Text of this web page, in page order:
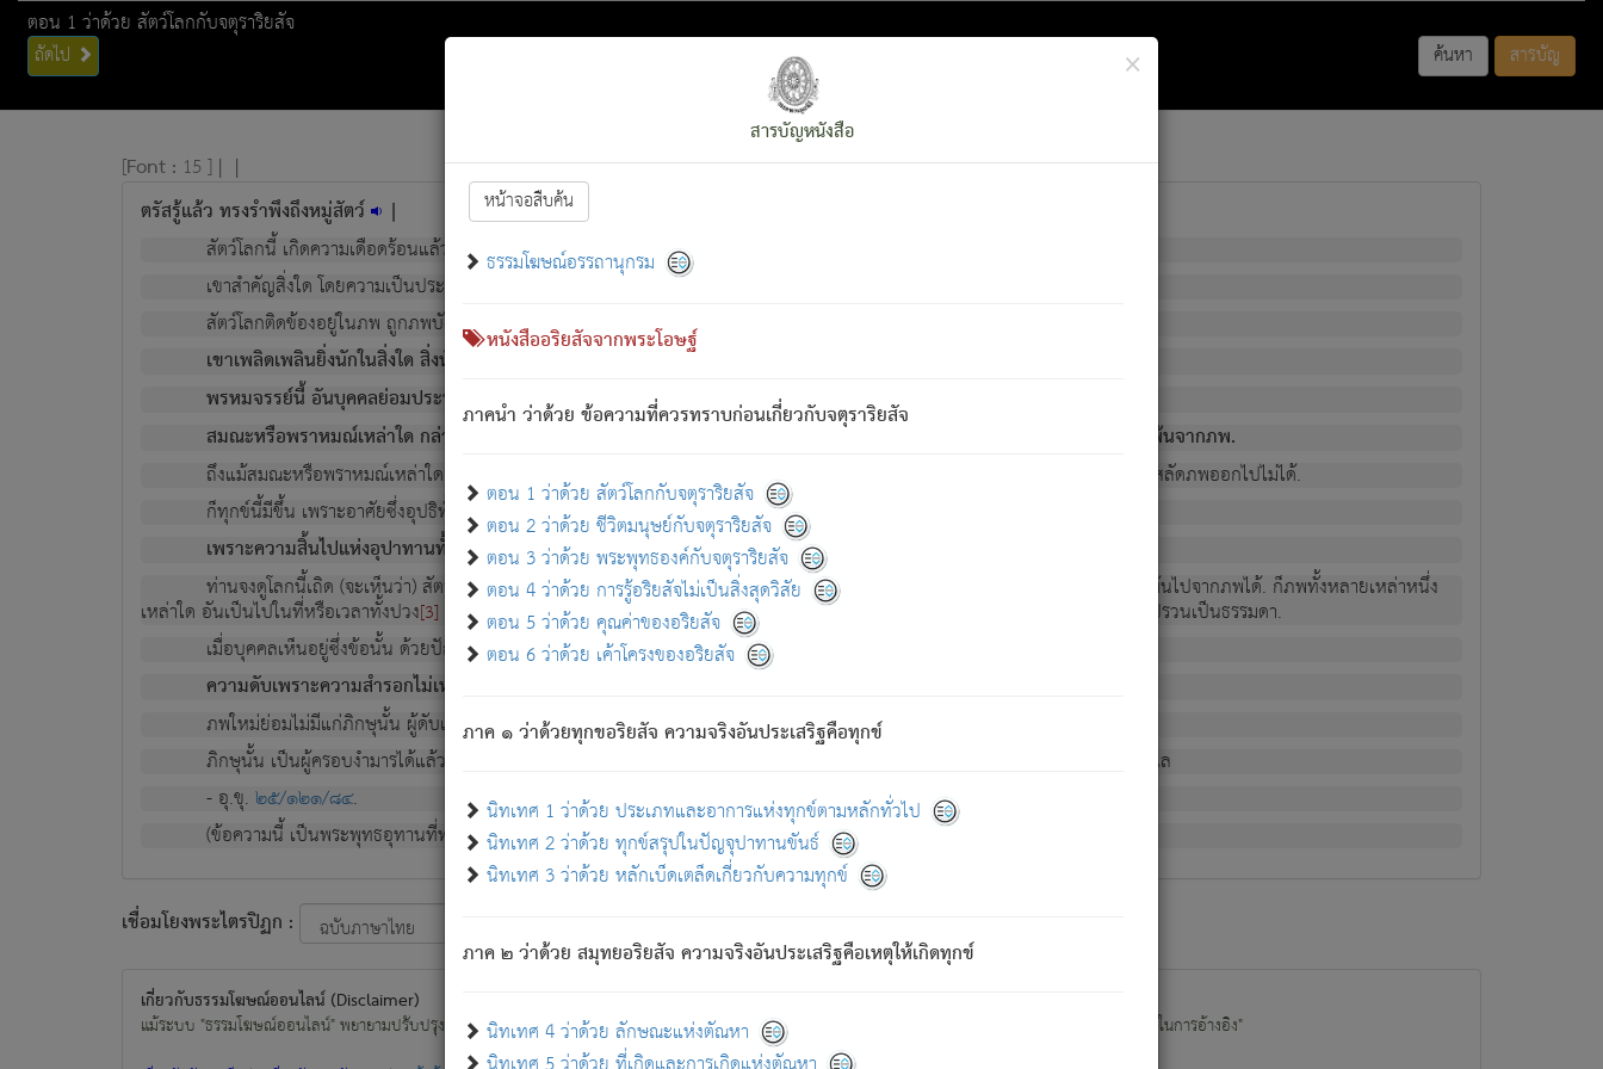
ตอน 1 ว่าด้วย สัตว์โลกกับจตุราริยสัจ
ถัดไป ค้นหา สารบัญ
×
สารบัญหนังสือ
หน้าจอสืบค้น
ธรรมโฆษณ์อรรถานุกรม
หนังสืออริยสัจจากพระโอษฐ์
ภาคนำ ว่าด้วย ข้อความที่ควรทราบก่อนเกี่ยวกับจตุราริยสัจ
ตอน 1 ว่าด้วย สัตว์โลกกับจตุราริยสัจ
ตอน 2 ว่าด้วย ชีวิตมนุษย์กับจตุราริยสัจ
ตอน 3 ว่าด้วย พระพุทธองค์กับจตุราริยสัจ
ตอน 4 ว่าด้วย การรู้อริยสัจไม่เป็นสิ่งสุดวิสัย
ตอน 5 ว่าด้วย คุณค่าของอริยสัจ
ตอน 6 ว่าด้วย เค้าโครงของอริยสัจ
ภาค ๑ ว่าด้วยทุกขอริยสัจ ความจริงอันประเสริฐคือทุกข์
นิทเทศ 1 ว่าด้วย ประเภทและอาการแห่งทุกข์ตามหลักทั่วไป
นิทเทศ 2 ว่าด้วย ทุกข์สรุปในปัญจุปาทานขันธ์
นิทเทศ 3 ว่าด้วย หลักเบ็ดเตล็ดเกี่ยวกับความทุกข์
ภาค ๒ ว่าด้วย สมุทยอริยสัจ ความจริงอันประเสริฐคือเหตุให้เกิดทุกข์
นิทเทศ 4 ว่าด้วย ลักษณะแห่งตัณหา
[Font : 15 ] | |
ตรัสรู้แล้ว ทรงรำพึงถึงหมู่สัตว์ |
สัตว์โลกนี้ เกิดความเดือดร้อนแล้ว มีผัสสะบังหน้า[1]ย่อมกล่าวซึ่งโรค (ความเสียดแทง) นั้นโดยความเป็นตัวเป็นตน
เขาสำคัญสิ่งใด โดยความเป็นประการใด แต่สิ่งนั้นย่อมเป็น (ตามที่เป็นจริง) โดยประการอื่นจากที่เขาสำคัญนั้น
สัตว์โลกติดข้องอยู่ในภพ ถูกภพบังหน้าแล้ว มีภพโดยความเป็นอย่างอื่น (จากที่มันเป็นอยู่จริง) จึงได้เพลิดเพลินยิ่งนักในภพนั้น
เขาเพลิดเพลินยิ่งนักในสิ่งใด สิ่งนั้นเป็นภัย (ที่เขาไม่รู้จัก) : เขากลัวต่อสิ่งใดสิ่งนั้นเป็นทุกข์
พรหมจรรย์นี้ อันบุคคลย่อมประพฤติ ก็เพื่อการละขาดซึ่งภพ.
สมณะหรือพราหมณ์เหล่าใด กล่าวความหลุดพ้นจากภพว่ามีได้เพราะภพ เรากล่าวว่า สมณะหรือพราหมณ์ทั้งปวงนั้น มิใช่ผู้หลดพ้นจากภพ.
ถึงแม้สมณะหรือพราหมณ์เหล่าใด กล่าวความออกไปได้จากภพ ว่ามีได้เพราะวิภพ[2]
: เรากล่าวว่า สมณะหรือพราหมณ์ทั้งปวงนั้น ก็ยังสลัดภพออกไปไม่ได้.
ก็ทุกข์นี้มีขึ้น เพราะอาศัยซึ่งอุปธิทั้งปวง.
เพราะความสิ้นไปแห่งอุปาทานทั้งปวง ความเกิดขึ้นแห่งทุกข์จึงไม่มี.
ท่านจงดูโลกนี้เถิด (จะเห็นว่า) สัตว์ทั้งหลายอันอวิชาหนาแน่นบังหนาแล้ว; และว่า สัตว์ผู้ยินดีในภพอันเป็นแล้วนั้น ย่อมไม่เป็นผู้หลุดพ้นไปจากภพได้. ก็ภพทั้งหลายเหล่าหนึ่ง
เหล่าใด อันเป็นไปในที่หรือเวลาทั้งปวง[3] เพื่อความมีแห่งประโยชน์โดยประการทั้งปวง; ภพทั้งหลายทั้งหมดนั้น ไม่เที่ยง เป็นทุกข์ มีความแปรปรวนเป็นธรรมดา.
เมื่อบุคคลเห็นอยู่ซึ่งข้อนั้น ด้วยปัญญาอันชอบตามที่เป็นจริงอย่างนี้อยู่; เขาย่อมละภวตัณหาได้ และไม่เพลิดเพลินวิภวตัณหาด้วย.
ความดับเพราะความสำรอกไม่เหลือ (แห่งภพทั้งหลาย) เพราะความสิ้นไปแห่งตัณหาโดยประการทั้งปวง นั้นคือนิพพาน.
ภพใหม่ย่อมไม่มีแก่ภิกษุนั้น ผู้ดับเย็นสนิทแล้ว เพราะไม่มีความยึดมั่น
ภิกษุนั้น เป็นผู้ครอบงำมารได้แล้ว ชนะสงครามแล้ว ก้าวล่วงภพทั้งหลายทั้งปวงได้แล้ว เป็นผู้คงที่ (คือไม่เปลี่ยนแปลงอีกต่อไป). ดังนี้แล
- อุ.ขุ.๒๕/๑๒๑/๘๔.
(ข้อความนี้ เป็นพระพุทธอุทานที่ทรงเปล่งออก ที่โคนต้นโพธิ์เป็นที่ตรัสรู้ เมื่อตรัสรู้แล้วได้ 7 วัน)
เชื่อมโยงพระไตรปิฏก :
เกี่ยวกับธรรมโฆษณ์ออนไลน์ (Disclaimer)
แม้ระบบ "ธรรมโฆษณ์ออนไลน์" พยายามปรับปรุงข้อมูลให้ถูกต้องมากที่สุด ผู้ศึกษาก็พึงตรวจสอบกับตัวเล่มหนังสือต้นฉบับ ที่มีการพิมพ์ครั้งล่าสุด ก่อนนำข้อมูลไปใช้ในการอ้างอิง"